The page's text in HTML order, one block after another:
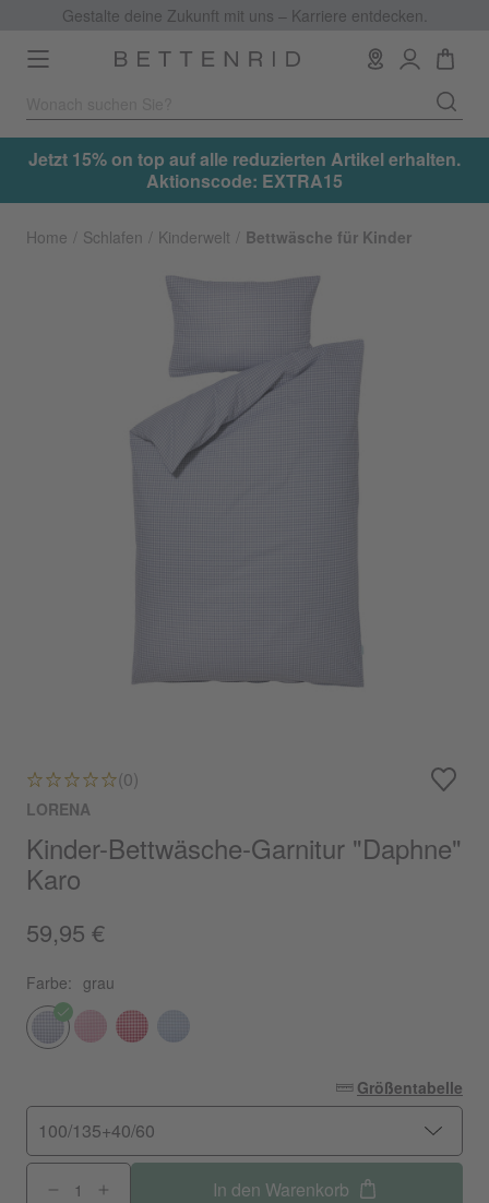
Gestalte deine Zukunft mit uns – Karriere entdecken.
Toggle
navigation
Jetzt 15% on top auf alle reduzierten Artikel erhalten.
Aktionscode: EXTRA15
Home Schlafen Kinderwelt Bettwäsche für Kinder
(0)
LORENA
Kinder-Bettwäsche-Garnitur "Daphne"
Karo
59,95 €
Farbe: grau
Größentabelle
100/135+40/60
In den Warenkorb